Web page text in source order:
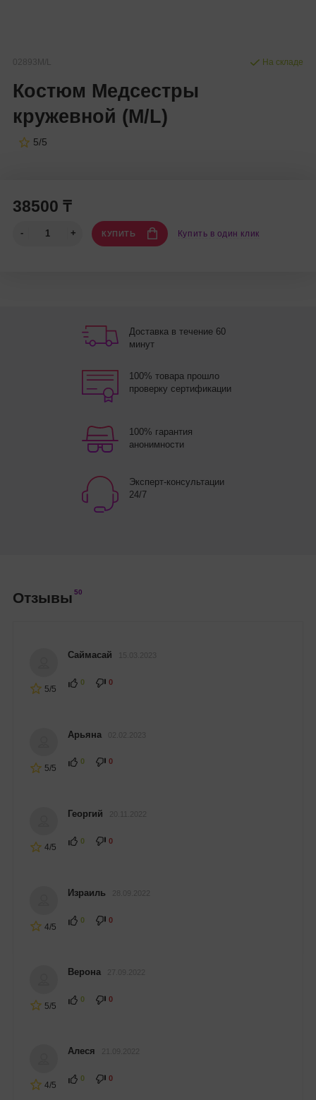
02893M/L
Костюм Медсестры
кружевной (M/L)
5/5
На складе
38500 ₸
КУПИТЬ Купить в один клик
Доставка в течение 60
минут
100% товара прошло
проверку сертификации
100% гарантия
анонимности
Эксперт-консультации
24/7
Отзывы 50
5/5
Саймасай 15.03.2023
0 0
5/5
Арьяна
0 0
4/5
Георгий
0 0
4/5
Израиль
0 0
5/5
Верона
0 0
4/5
Алеся
0 0